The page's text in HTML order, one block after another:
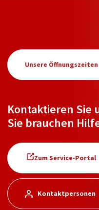
Unsere Öffnungszeiten
Kontaktieren Sie
Sie brauchen
Zum Service-Portal
Kontaktpersonen